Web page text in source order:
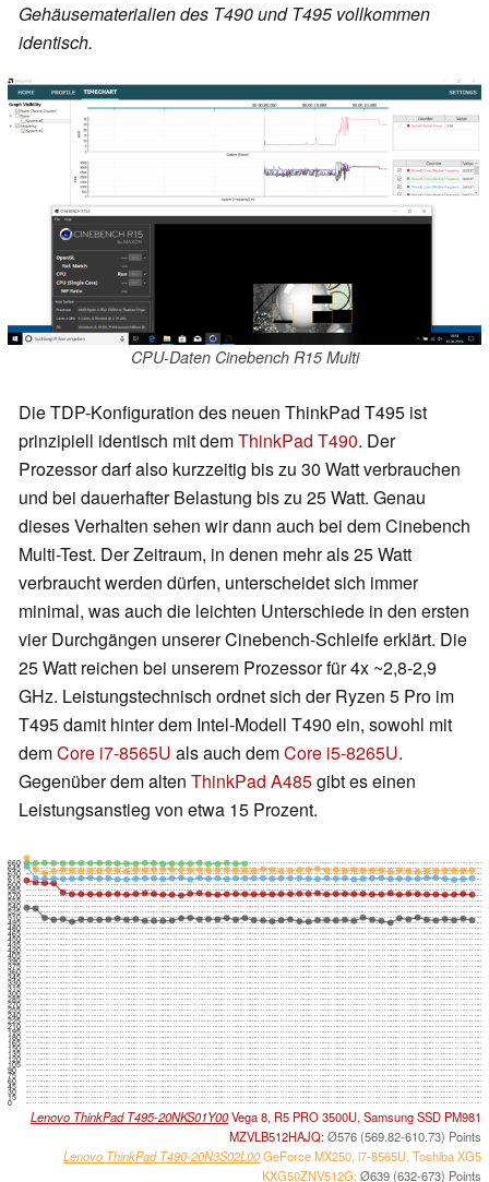
Gehäusematerialien des T490 und T495 vollkommen
identisch.
CPU-Daten Cinebench R15 Multi
Die TDP-Konfiguration des neuen ThinkPad T495 ist
prinzipiell identisch mit demThinkPad T490. Der
Prozessor darf also kurzzeitig bis zu 30 Watt verbrauchen
und bei dauerhafter Belastung bis zu 25 Watt. Genau
dieses Verhalten sehen wir dann auch bei dem Cinebench
Multi-Test. Der Zeitraum, in denen mehr als 25 Watt
verbraucht werden dürfen, unterscheidet sich immer
minimal, was auch die leichten Unterschiede in den ersten
vier Durchgängen unserer Cinebench-Schleife erklärt. Die
25 Watt reichen bei unserem Prozessor für 4x ~2,8-2,9
GHz. Leistungstechnisch ordnet sich der Ryzen 5 Pro im
T495 damit hinter dem Intel-Modell T490 ein, sowohl mit
demCore i7-8565U als auch demCore i5-8265U.
Gegenüber dem alten ThinkPad A485gibt es einen
Leistungsanstieg von etwa 15 Prozent.
0
15
30
45
60
75
90
105
120
135
150
165
180
195
210
225
240
255
270
285
300
315
330
345
360
375
390
405
420
435
450
465
480
495
510
525
540
555
570
585
600
615
630
645
660
Lenovo ThinkPad T495-20NKS01Y00Vega 8, R5 PRO 3500U, Samsung SSD PM981
MZVLB512HAJQ:Ø576 (569.82-610.73) Points
Lenovo ThinkPad T490-20N3S02L00GeForce MX250, i7-8565U, Toshiba XG5
KXG50ZNV512G:Ø639 (632-673) Points